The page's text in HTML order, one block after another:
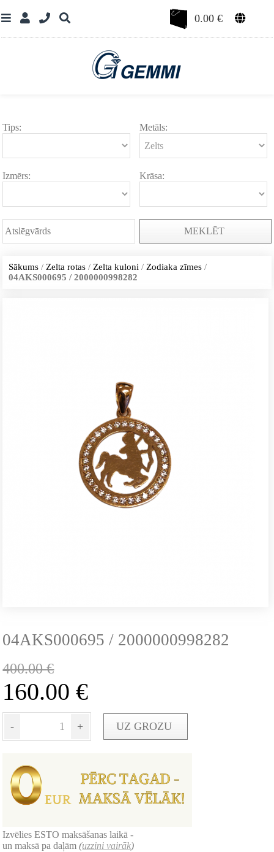
0.00€
Tips: Metāls:
Izmērs: Krāsa:
MEKLĒT
Sākums / Zelta rotas / Zelta kuloni / Zodiaka zīmes /
04AKS000695 / 2000000998282
04AKS000695 / 2000000998282
400.00€
160.00€
- + UZ GROZU
Izvēlies ESTO maksāšanas laikā -
un maksā pa daļām(uzzini vairāk)